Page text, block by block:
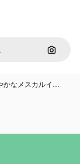
画像で
かなメスカルイ…